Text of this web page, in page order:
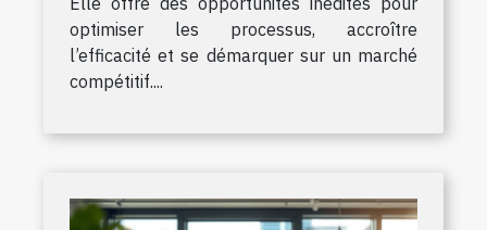
optimiser les processus, accroître
l’efficacité et se démarquer sur un marché
compétitif....